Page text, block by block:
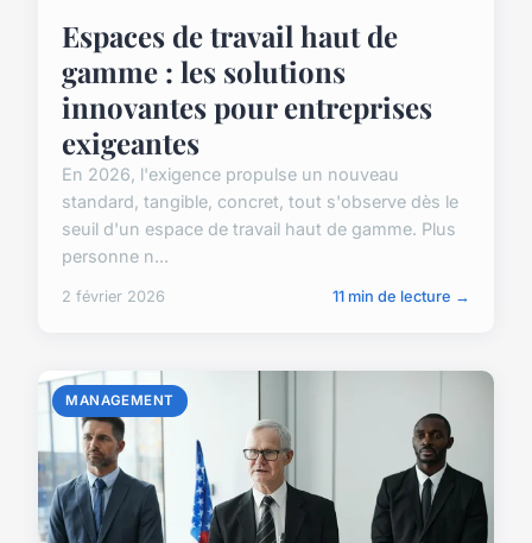
Espaces de travail haut de
gamme : les solutions
innovantes pour entreprises
exigeantes
En 2026, l'exigence propulse un nouveau
standard, tangible, concret, tout s'observe dès le
seuil d'un espace de travail haut de gamme. Plus
personne n...
2 février 2026 11 min de lecture →
MANAGEMENT